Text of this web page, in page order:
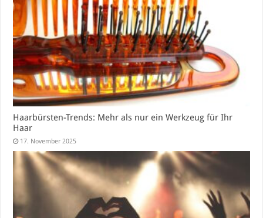
Haarbürsten-Trends: Mehr als nur ein Werkzeug für Ihr
Haar
17. November 2025